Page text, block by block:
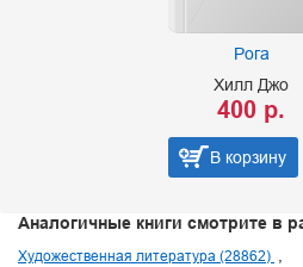
В корзину
Аналогичные книги смотрите в
Художественная литература (28862)